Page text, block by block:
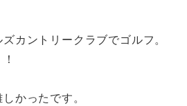
カントリークラブでゴルフ。
かったです。